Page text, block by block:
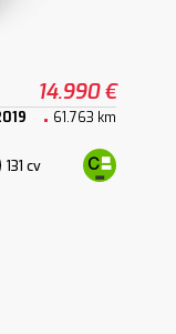
14.990 €
61.763 km
131 cv